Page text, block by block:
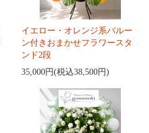
イエロー・オレンジ系バルー
ン付きおまかせフラワースタ
ンド2段
35,000円(税込38,500円)